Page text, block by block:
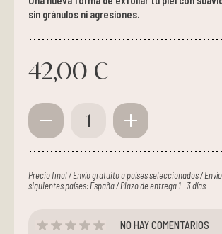
sin gránulos ni agresiones.
42,00 €
1
Precio final / Envío gratuito a países seleccionados /
siguientes países: España / Plazo de entrega 1 - 3 días
NO HAY COMENTARIOS